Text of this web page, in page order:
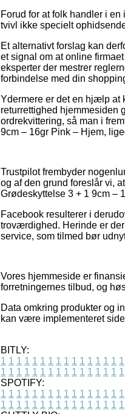
Forud for at folk handler i
tvivl ikke specielt
Et alternativt forslag kan
et signal om at online
eksperter der mestrer
forbindelse med din
Ydermere er det en hjælp at
returrettighed hjemmesiden
ordrekvittering, så man i
9cm – 16gr Pink – Hjem,
Trustpilot frembyder
og af den grund foreslår vi,
Grødeskyttelse 3 + 1 9cm –
Facebook resulterer i
troværdighed. Herinde er
service, som tilmed bør
Vores hjemmeside er
forretningernes tilbud, og
Data omkring produkter og
kan være implementeret
BITLY:
1 1 1 1 1 1 1 1 1 1 1 1 1 1 1 1
1 1 1 1 1 1 1 1 1 1 1 1 1 1 1 1
SPOTIFY:
1 1 1 1 1 1 1 1 1 1 1 1 1 1 1 1
1 1 1 1 1 1 1 1 1 1 1 1 1 1 1 1